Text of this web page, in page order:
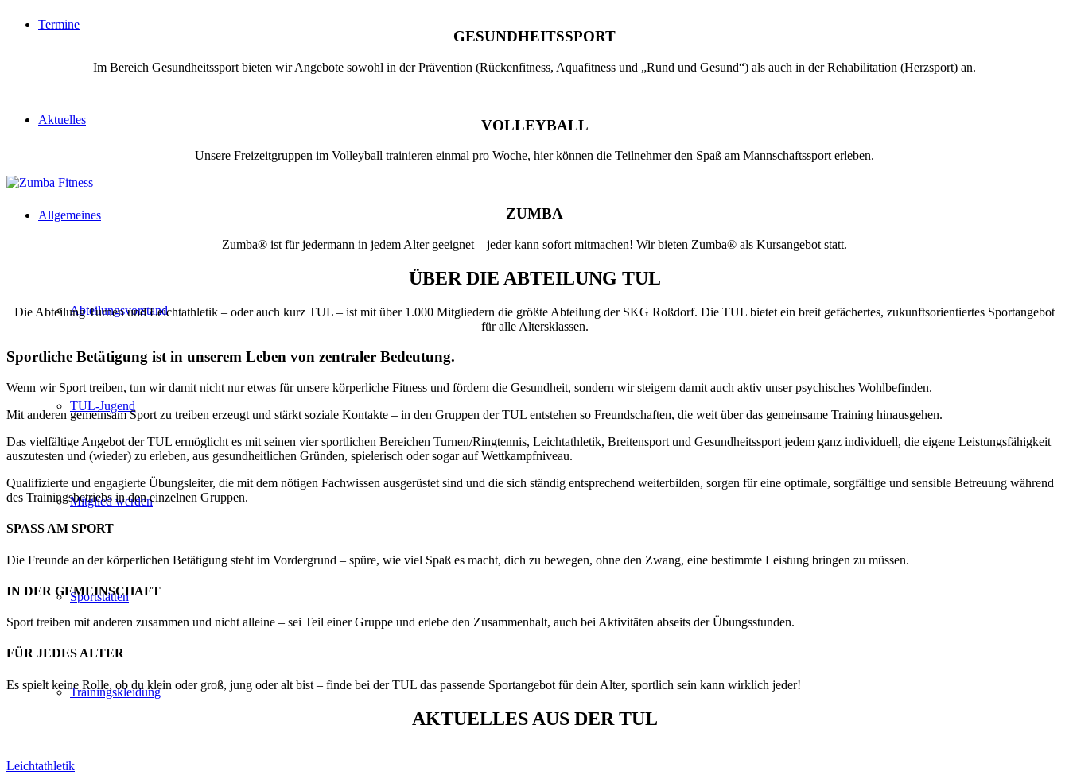
Termine
Aktuelles
Allgemeines
Abteilungsvorstand
TUL-Jugend
Mitglied werden
Sportstätten
Trainingskleidung
GESUNDHEITSSPORT
Im Bereich Gesundheitssport bieten wir Angebote sowohl in der Prävention (Rückenfitness, Aquafitness und „Rund und Gesund“) als auch in der Rehabilitation (Herzsport) an.
VOLLEYBALL
Unsere Freizeitgruppen im Volleyball trainieren einmal pro Woche, hier können die Teilnehmer den Spaß am Mannschaftssport erleben.
ZUMBA
Zumba® ist für jedermann in jedem Alter geeignet – jeder kann sofort mitmachen! Wir bieten Zumba® als Kursangebot statt.
ÜBER DIE ABTEILUNG TUL
Die Abteilung Turnen und Leichtathletik – oder auch kurz TUL – ist mit über 1.000 Mitgliedern die größte Abteilung der SKG Roßdorf. Die TUL bietet ein breit gefächertes, zukunftsorientiertes Sportangebot
für alle Altersklassen.
Sportliche Betätigung ist in unserem Leben von zentraler Bedeutung.
Wenn wir Sport treiben, tun wir damit nicht nur etwas für unsere körperliche Fitness und fördern die Gesundheit, sondern wir steigern damit auch aktiv unser psychisches Wohlbefinden.
Mit anderen gemeinsam Sport zu treiben erzeugt und stärkt soziale Kontakte – in den Gruppen der TUL entstehen so Freundschaften, die weit über das gemeinsame Training hinausgehen.
Das vielfältige Angebot der TUL ermöglicht es mit seinen vier sportlichen Bereichen Turnen/Ringtennis, Leichtathletik, Breitensport und Gesundheitssport jedem ganz individuell, die eigene Leistungsfähigkeit
auszutesten und (wieder) zu erleben, aus gesundheitlichen Gründen, spielerisch oder sogar auf Wettkampfniveau.
Qualifizierte und engagierte Übungsleiter, die mit dem nötigen Fachwissen ausgerüstet sind und die sich ständig entsprechend weiterbilden, sorgen für eine optimale, sorgfältige und sensible Betreuung während
des Trainingsbetriebs in den einzelnen Gruppen.
SPASS AM SPORT
Die Freunde an der körperlichen Betätigung steht im Vordergrund – spüre, wie viel Spaß es macht, dich zu bewegen, ohne den Zwang, eine bestimmte Leistung bringen zu müssen.
IN DER GEMEINSCHAFT
Sport treiben mit anderen zusammen und nicht alleine – sei Teil einer Gruppe und erlebe den Zusammenhalt, auch bei Aktivitäten abseits der Übungsstunden.
FÜR JEDES ALTER
Es spielt keine Rolle, ob du klein oder groß, jung oder alt bist – finde bei der TUL das passende Sportangebot für dein Alter, sportlich sein kann wirklich jeder!
AKTUELLES AUS DER TUL
Leichtathletik